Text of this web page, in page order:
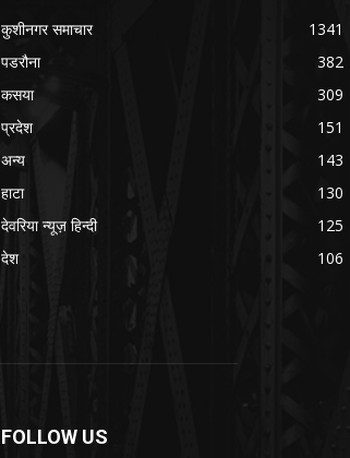
कुशीनगर समाचार
1341
पडरौना
382
कसया
309
प्रदेश
151
अन्य
143
हाटा
130
देवरिया न्यूज़ हिन्दी
125
देश
106
FOLLOW US